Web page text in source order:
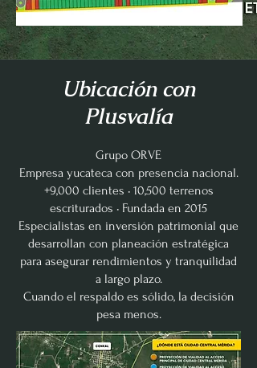
Ubicación con
Plusvalía
Grupo ORVE
Empresa yucateca con presencia nacional.
+9,000 clientes • 10,500 terrenos
escriturados • Fundada en 2015
Especialistas en inversión patrimonial que
desarrollan con planeación estratégica
para asegurar rendimientos y tranquilidad
a largo plazo.
Cuando el respaldo es sólido, la decisión
pesa menos.